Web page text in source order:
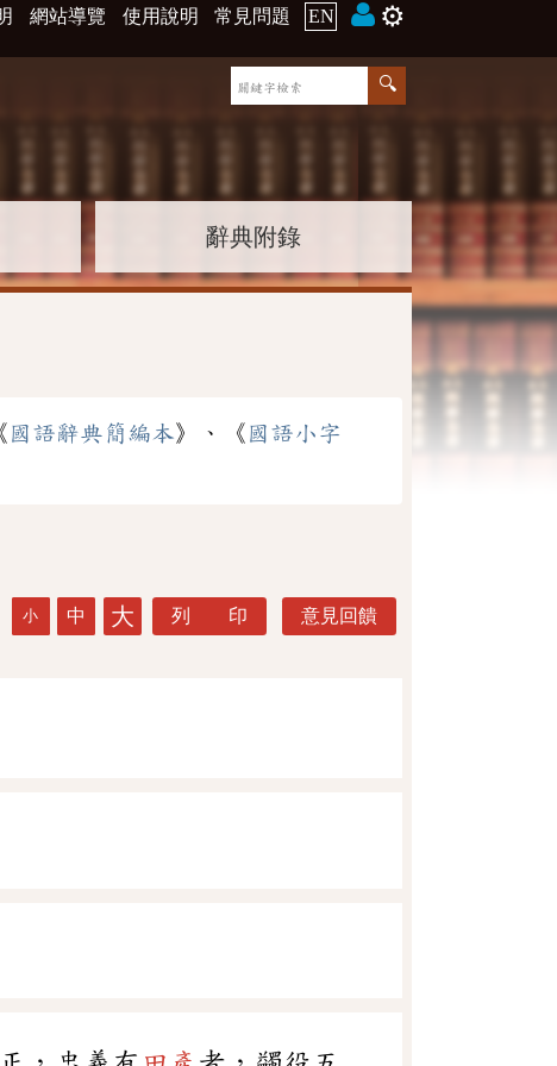
網站導覽 使用說明 常見問題 EN ⚙️
辭典附錄
國語辭典簡編本》、《 國語小字
小 中 大 列 印 意見回饋